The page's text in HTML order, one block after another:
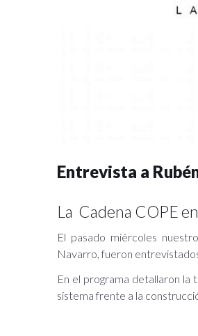
Entrevista a
La Cadena COPE
El pasado miércoles
Navarro, fueron
En el programa detallaron la
sistema frente a la